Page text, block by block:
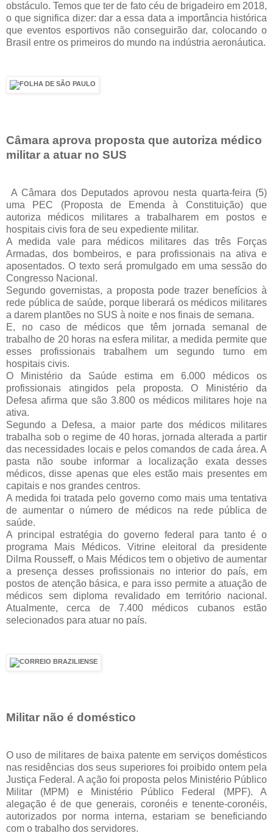
obstáculo. Temos que ter de fato céu de brigadeiro em 2018,
o que significa dizer: dar a essa data a importância histórica
que eventos esportivos não conseguirão dar, colocando o
Brasil entre os primeiros do mundo na indústria aeronáutica.
Câmara aprova proposta que autoriza médico
militar a atuar no SUS
A Câmara dos Deputados aprovou nesta quarta-feira (5)
uma PEC (Proposta de Emenda à Constituição) que
autoriza médicos militares a trabalharem em postos e
hospitais civis fora de seu expediente militar.
A medida vale para médicos militares das três Forças
Armadas, dos bombeiros, e para profissionais na ativa e
aposentados. O texto será promulgado em uma sessão do
Congresso Nacional.
Segundo governistas, a proposta pode trazer benefícios à
rede pública de saúde, porque liberará os médicos militares
a darem plantões no SUS à noite e nos finais de semana.
E, no caso de médicos que têm jornada semanal de
trabalho de 20 horas na esfera militar, a medida permite que
esses profissionais trabalhem um segundo turno em
hospitais civis.
O Ministério da Saúde estima em 6.000 médicos os
profissionais atingidos pela proposta. O Ministério da
Defesa afirma que são 3.800 os médicos militares hoje na
ativa.
Segundo a Defesa, a maior parte dos médicos militares
trabalha sob o regime de 40 horas, jornada alterada a partir
das necessidades locais e pelos comandos de cada área. A
pasta não soube informar a localização exata desses
médicos, disse apenas que eles estão mais presentes em
capitais e nos grandes centros.
A medida foi tratada pelo governo como mais uma tentativa
de aumentar o número de médicos na rede pública de
saúde.
A principal estratégia do governo federal para tanto é o
programa Mais Médicos. Vitrine eleitoral da presidente
Dilma Rousseff, o Mais Médicos tem o objetivo de aumentar
a presença desses profissionais no interior do país, em
postos de atenção básica, e para isso permite a atuação de
médicos sem diploma revalidado em território nacional.
Atualmente, cerca de 7.400 médicos cubanos estão
selecionados para atuar no país.
Militar não é doméstico
O uso de militares de baixa patente em serviços domésticos
nas residências dos seus superiores foi proibido ontem pela
Justiça Federal. A ação foi proposta pelos Ministério Público
Militar (MPM) e Ministério Público Federal (MPF). A
alegação é de que generais, coronéis e tenente-coronéis,
autorizados por norma interna, estariam se beneficiando
com o trabalho dos servidores.